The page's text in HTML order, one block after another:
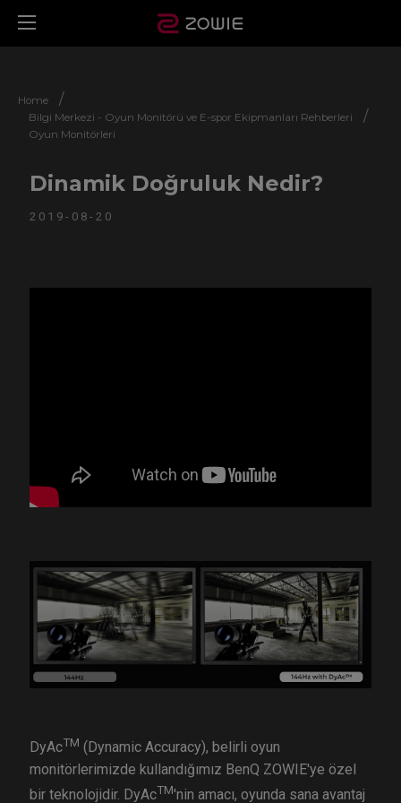
Home /
Bilgi Merkezi - Oyun Monitörü ve E-spor Ekipmanları Rehberleri /
Oyun Monitörleri
Dinamik Doğruluk Nedir?
2019-08-20
DyAcTM (Dynamic Accuracy), belirli oyun
monitörlerimizde kullandığımız BenQ ZOWIE'ye özel
bir teknolojidir. DyAcTM'nin amacı, oyunda sana avantaj